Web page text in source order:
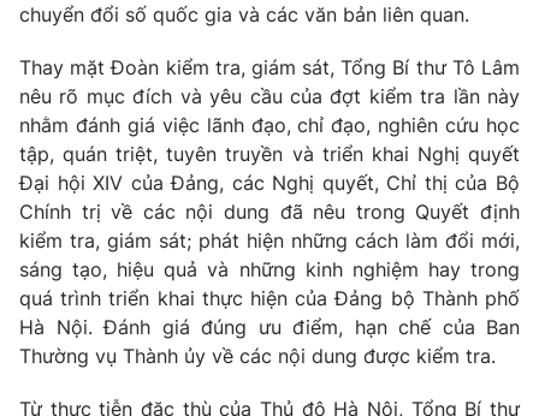
Cơ quan báo chí:Thời báo VTV
cấp ngày 29/12/2023
Tổng Biên tập:Vũ Thanh Thủy
Phó Tổng Biên tập: Nguyễn Thị Mỹ Hạnh, Phạm Quốc Thắng,
Nguyễn Trọng Ninh
Tổng đài VTV:024.38 355 931 - 024.38 355 932
Ðiện thoại Thời báo VTV:
024.66 897 897
Email: toasoan@vtv.vn
Liên hệ quảng cáo:024-7300.7108
chuyển đổi số quốc gia và các văn bản liên quan.
Thay mặt Đoàn kiểm tra, giám sát, Tổng Bí thư Tô Lâm
nêu rõ mục đích và yêu cầu của đợt kiểm tra lần này
nhằm đánh giá việc lãnh đạo, chỉ đạo, nghiên cứu học
tập, quán triệt, tuyên truyền và triển khai Nghị quyết
Đại hội XIV của Đảng, các Nghị quyết, Chỉ thị của Bộ
Chính trị về các nội dung đã nêu trong Quyết định
kiểm tra, giám sát; phát hiện những cách làm đổi mới,
sáng tạo, hiệu quả và những kinh nghiệm hay trong
quá trình triển khai thực hiện của Đảng bộ Thành phố
Hà Nội. Đánh giá đúng ưu điểm, hạn chế của Ban
Thường vụ Thành ủy về các nội dung được kiểm tra.
Từ thực tiễn đặc thù của Thủ đô Hà Nội, Tổng Bí thư